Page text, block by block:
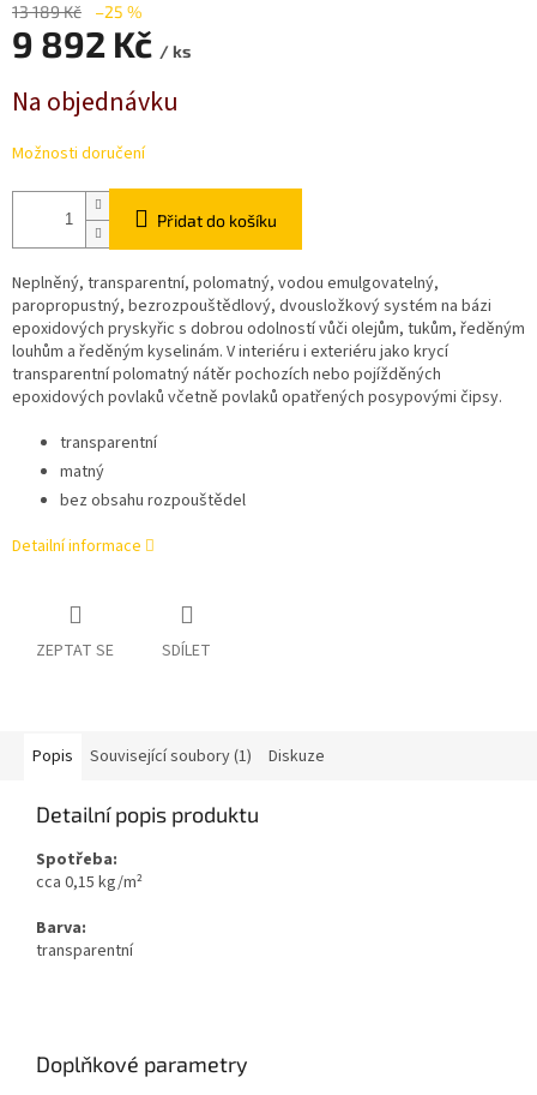
13 189 Kč –25 %
9 892 Kč / ks
cena:
Na objednávku
Možnosti doručení
Přidat do košíku
Neplněný, transparentní, polomatný, vodou emulgovatelný,
paropropustný, bezrozpouštědlový, dvousložkový systém na bázi
epoxidových pryskyřic s dobrou odolností vůči olejům, tukům, ředěným
louhům a ředěným kyselinám. V interiéru i exteriéru jako krycí
transparentní polomatný nátěr pochozích nebo pojížděných
epoxidových povlaků včetně povlaků opatřených posypovými čipsy.
transparentní
matný
bez obsahu rozpouštědel
Detailní informace
ZEPTAT SE SDÍLET
Popis Související soubory (1) Diskuze
Detailní popis produktu
Spotřeba:
​cca 0,15 kg/m²
Barva:
transparentní
Doplňkové parametry